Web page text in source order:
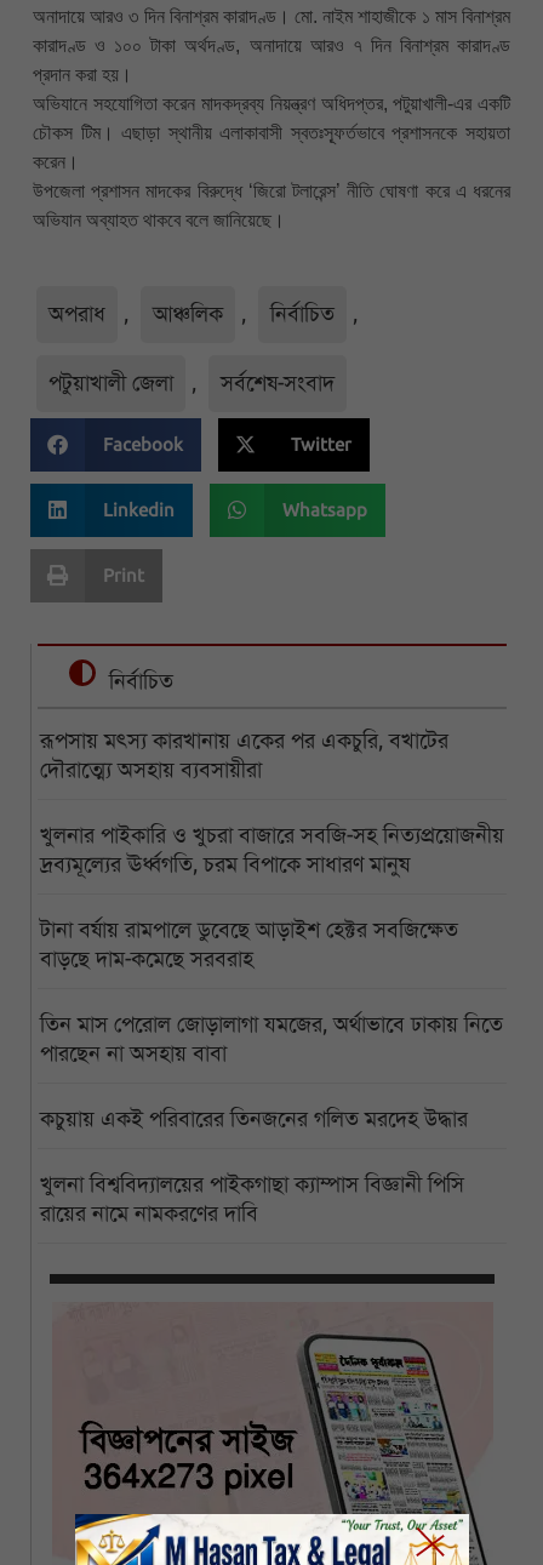
অনাদায়ে আরও ৩ দিন বিনাশ্রম কারাদণ্ড। মো. নাইম শাহাজীকে ১ মাস বিনাশ্রম
কারাদণ্ড ও ১০০ টাকা অর্থদণ্ড, অনাদায়ে আরও ৭ দিন বিনাশ্রম কারাদণ্ড
প্রদান করা হয়।
অভিযানে সহযোগিতা করেন মাদকদ্রব্য নিয়ন্ত্রণ অধিদপ্তর, পটুয়াখালী-এর একটি
চৌকস টিম। এছাড়া স্থানীয় এলাকাবাসী স্বতঃস্ফূর্তভাবে প্রশাসনকে সহায়তা
করেন।
উপজেলা প্রশাসন মাদকের বিরুদ্ধে ‘জিরো টলারেন্স’ নীতি ঘোষণা করে এ ধরনের
অভিযান অব্যাহত থাকবে বলে জানিয়েছে।
অপরাধ , আঞ্চলিক , নির্বাচিত ,
পটুয়াখালী জেলা , সর্বশেষ-সংবাদ
Facebook Twitter
Linkedin Whatsapp
Print
নির্বাচিত
রূপসায় মৎস্য কারখানায় একের পর একচুরি, বখাটের
দৌরাত্ম্যে অসহায় ব্যবসায়ীরা
খুলনার পাইকারি ও খুচরা বাজারে সবজি-সহ নিত্যপ্রয়োজনীয়
দ্রব্যমূল্যের ঊর্ধ্বগতি, চরম বিপাকে সাধারণ মানুষ
টানা বর্ষায় রামপালে ডুবেছে আড়াইশ হেক্টর সবজিক্ষেত
বাড়ছে দাম-কমেছে সরবরাহ
তিন মাস পেরোল জোড়ালাগা যমজের, অর্থাভাবে ঢাকায় নিতে
পারছেন না অসহায় বাবা
কচুয়ায় একই পরিবারের তিনজনের গলিত মরদেহ উদ্ধার
খুলনা বিশ্ববিদ্যালয়ের পাইকগাছা ক্যাম্পাস বিজ্ঞানী পিসি
রায়ের নামে নামকরণের দাবি